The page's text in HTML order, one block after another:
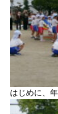
はじめに、